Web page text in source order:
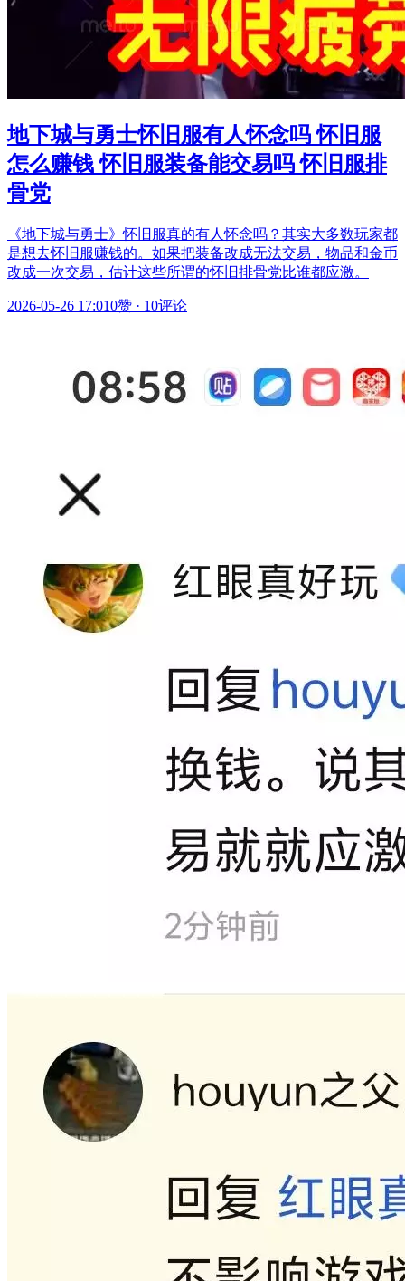
地下城与勇士怀旧服有人怀念吗 怀旧服
怎么赚钱 怀旧服装备能交易吗 怀旧服排
骨党
《地下城与勇士》怀旧服真的有人怀念吗？其实大多数玩家都
是想去怀旧服赚钱的。如果把装备改成无法交易，物品和金币
改成一次交易，估计这些所谓的怀旧排骨党比谁都应激。
2026-05-26 17:010赞 · 10评论